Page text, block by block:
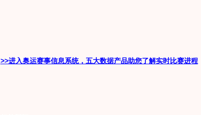
>>进入奥运赛事信息系统，五大数据产品助您了解实时比赛进程